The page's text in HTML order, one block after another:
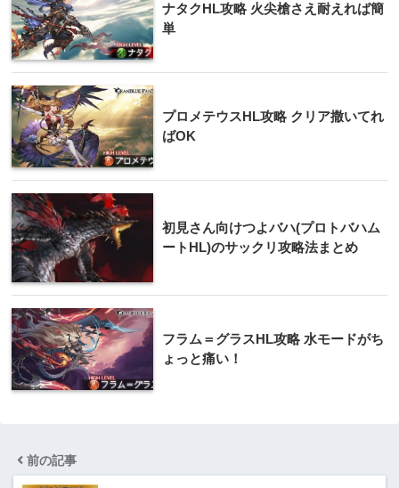
ナタクHL攻略 火尖槍さえ耐えれば簡
単
プロメテウスHL攻略 クリア撒いてれ
ばOK
初見さん向けつよバハ(プロトバハム
ートHL)のサックリ攻略法まとめ
フラム＝グラスHL攻略 水モードがち
ょっと痛い！
前の記事